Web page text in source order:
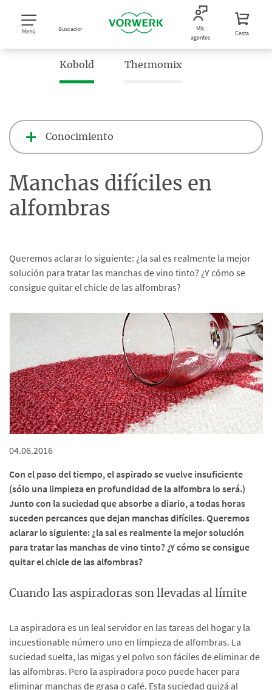
Menú Buscador
Mis
agentes
Cesta
Kobold Thermomix
Conocimiento
Manchas difíciles en
alfombras
Queremos aclarar lo siguiente: ¿la sal es realmente la mejor
solución para tratar las manchas de vino tinto? ¿Y cómo se
consigue quitar el chicle de las alfombras?
04.06.2016
Con el paso del tiempo, el aspirado se vuelve insuficiente
(sólo una limpieza en profundidad de la alfombra lo será.)
Junto con la suciedad que absorbe a diario, a todas horas
suceden percances que dejan manchas difíciles. Queremos
aclarar lo siguiente: ¿la sal es realmente la mejor solución
para tratar las manchas de vino tinto? ¿Y cómo se consigue
quitar el chicle de las alfombras?
Cuando las aspiradoras son llevadas al límite
La aspiradora es un leal servidor en las tareas del hogar y la
incuestionable número uno en limpieza de alfombras. La
suciedad suelta, las migas y el polvo son fáciles de eliminar de
las alfombras. Pero la aspiradora poco puede hacer para
eliminar manchas de grasa o café. Esta suciedad quizá al